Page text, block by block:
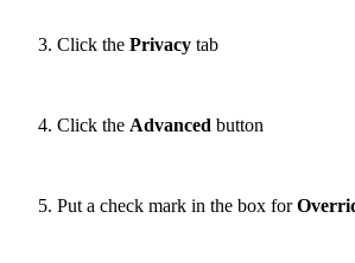
Click the Privacy tab
Click the Advanced button
Put a check mark in the box for